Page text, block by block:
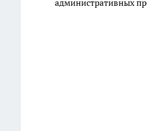
административных